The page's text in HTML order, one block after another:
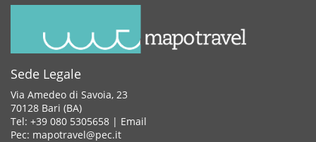
Sede Legale
Via Amedeo di Savoia, 23
70128 Bari (BA)
Tel: +39 080 5305658 | Email
Pec: mapotravel@pec.it